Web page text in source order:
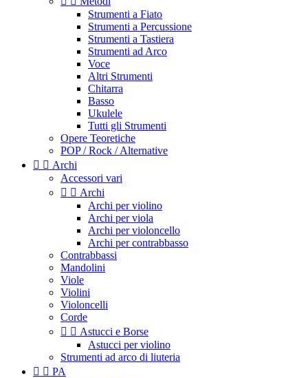
Strumenti a Fiato
Strumenti a Percussione
Strumenti a Tastiera
Strumenti ad Arco
Voce
Altri Strumenti
Chitarra
Basso
Ukulele
Tutti gli Strumenti
Opere Teoretiche
POP / Rock / Alternative
  Archi
Accessori vari
  Archi
Archi per violino
Archi per viola
Archi per violoncello
Archi per contrabbasso
Contrabbassi
Mandolini
Viole
Violini
Violoncelli
Corde
  Astucci e Borse
Astucci per violino
Strumenti ad arco di liuteria
  PA